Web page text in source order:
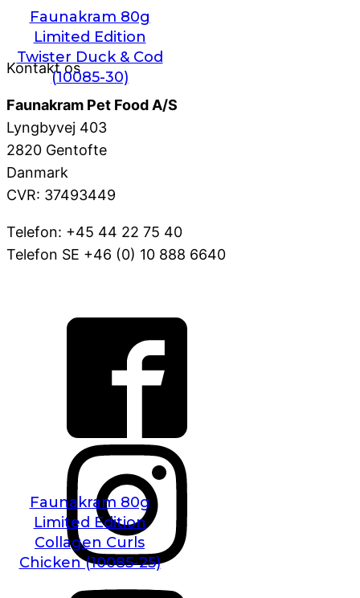
Faunakram 80g
Limited Edition
Twister Duck & Cod
(10085-30)
Faunakram 80g
Limited Edition
Collagen Curls
Chicken (10085-25)
Kontakt os
Faunakram Pet Food A/S
Lyngbyvej 403
2820 Gentofte
Danmark
CVR: 37493449
Telefon: +45 44 22 75 40
Telefon SE +46 (0) 10 888 6640